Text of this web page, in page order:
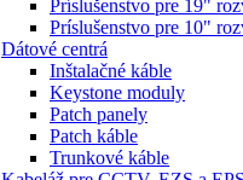
Príslušenstvo pre 19"
Príslušenstvo pre 10"
Dátové centrá
Inštalačné káble
Keystone moduly
Patch panely
Patch káble
Trunkové káble